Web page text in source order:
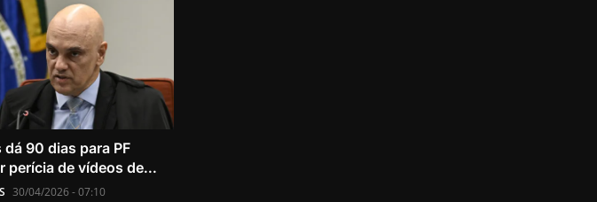
dá 90 dias para PF
perícia de vídeos de...
30/04/2026 - 07:10